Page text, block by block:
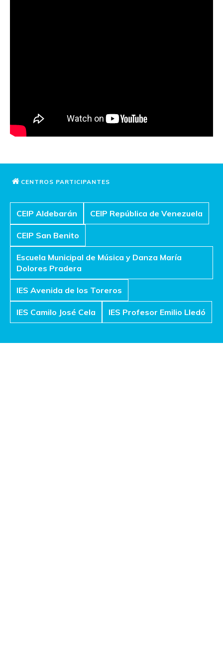
CENTROS PARTICIPANTES
CEIP Aldebarán CEIP República de Venezuela
CEIP San Benito
Escuela Municipal de Música y Danza María
Dolores Pradera
IES Avenida de los Toreros
IES Camilo José Cela IES Profesor Emilio Lledó